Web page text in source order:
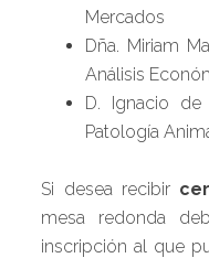
Mercados
Dña. Miriam
Análisis
D. Ignacio de
Patología
Si desea recibir
mesa redonda
inscripción al que